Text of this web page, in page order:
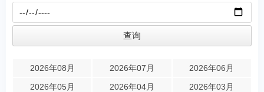
2026年08月 2026年07月
2026年06月
2026年05月
2026年04月
2026年03月